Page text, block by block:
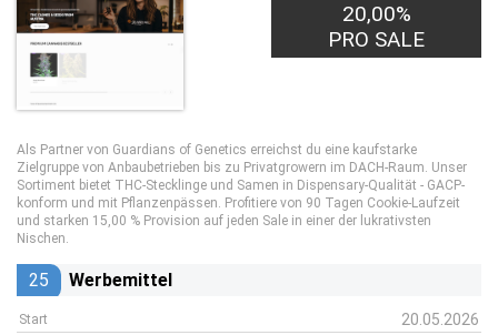
20,00%
PRO SALE
Als Partner von Guardians of Genetics erreichst du eine kaufstarke
Zielgruppe von Anbaubetrieben bis zu Privatgrowern im DACH-Raum. Unser
Sortiment bietet THC-Stecklinge und Samen in Dispensary-Qualität - GACP-
konform und mit Pflanzenpässen. Profitiere von 90 Tagen Cookie-Laufzeit
und starken 15,00 % Provision auf jeden Sale in einer der lukrativsten
Nischen.
25 Werbemittel
Start 20.05.2026